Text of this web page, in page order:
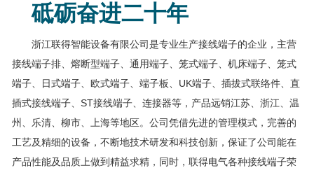
砥砺奋进二十年
浙江联得智能设备有限公司是专业生产接线端子的企业，主营
接线端子排、熔断型端子、通用端子、笼式端子、机床端子、笼式
端子、日式端子、欧式端子、端子板、UK端子、插拔式联络件、直
插式接线端子、ST接线端子、连接器等，产品远销江苏、浙江、温
州、乐清、柳市、上海等地区。公司凭借先进的管理模式，完善的
工艺及精细的设备，不断地技术研发和科技创新，保证了公司能在
产品性能及品质上做到精益求精，同时，联得电气各种接线端子荣